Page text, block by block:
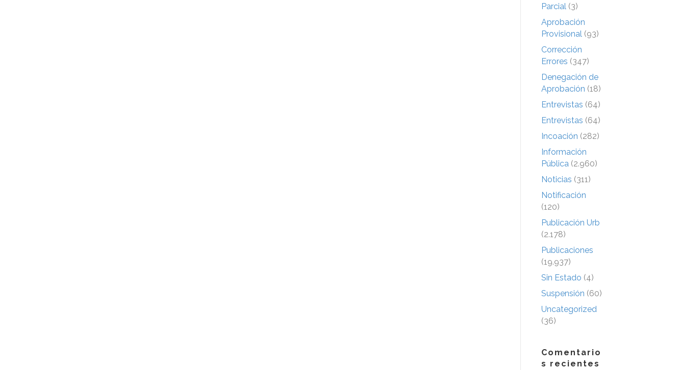
Parcial (3)
Aprobación
Provisional (93)
Corrección
Errores (347)
Denegación de
Aprobación (18)
Entrevistas (64)
Entrevistas (64)
Incoación (282)
Información
Pública (2.960)
Noticias (311)
Notificación
(120)
Publicación Urb
(2.178)
Publicaciones
(19.937)
Sin Estado (4)
Suspensión (60)
Uncategorized
(36)
Comentario
s recientes